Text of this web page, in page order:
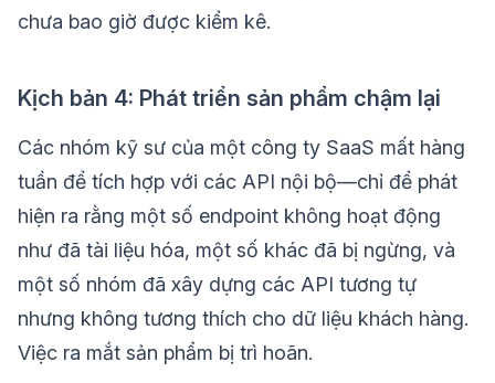
chưa bao giờ được kiểm kê.
Kịch bản 4: Phát triển sản phẩm chậm lại
Các nhóm kỹ sư của một công ty SaaS mất hàng
tuần để tích hợp với các API nội bộ—chỉ để phát
hiện ra rằng một số endpoint không hoạt động
như đã tài liệu hóa, một số khác đã bị ngừng, và
một số nhóm đã xây dựng các API tương tự
nhưng không tương thích cho dữ liệu khách hàng.
Việc ra mắt sản phẩm bị trì hoãn.